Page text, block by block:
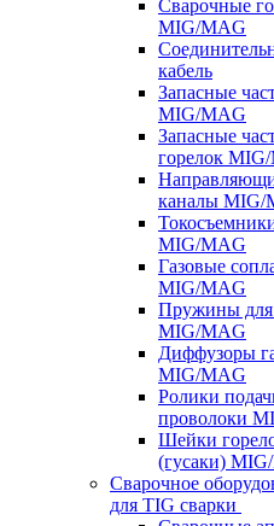
Сварочные
MIG/MAG
кабель
Запасные
MIG/MAG
Запасные
горелок
каналы MIG/
MIG/MAG
Газовые
MIG/MAG
Пружины для
MIG/MAG
Диффузоры
MIG/MAG
Ролики
проволоки
Шейки
(гусаки)
Сварочное
для TIG сварки